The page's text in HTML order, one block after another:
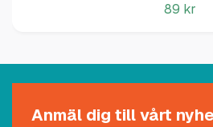
89 kr
Anmäl dig till vårt